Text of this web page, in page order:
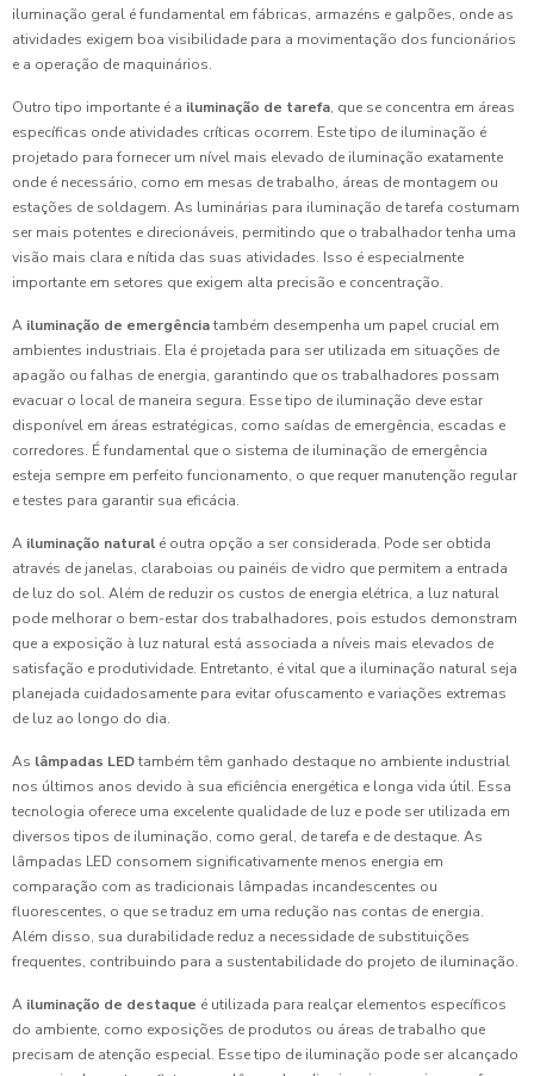
iluminação geral é fundamental em fábricas, armazéns e galpões, onde as
atividades exigem boa visibilidade para a movimentação dos funcionários
e a operação de maquinários.
Outro tipo importante é a iluminação de tarefa, que se concentra em áreas
específicas onde atividades críticas ocorrem. Este tipo de iluminação é
projetado para fornecer um nível mais elevado de iluminação exatamente
onde é necessário, como em mesas de trabalho, áreas de montagem ou
estações de soldagem. As luminárias para iluminação de tarefa costumam
ser mais potentes e direcionáveis, permitindo que o trabalhador tenha uma
visão mais clara e nítida das suas atividades. Isso é especialmente
importante em setores que exigem alta precisão e concentração.
A iluminação de emergênciatambém desempenha um papel crucial em
ambientes industriais. Ela é projetada para ser utilizada em situações de
apagão ou falhas de energia, garantindo que os trabalhadores possam
evacuar o local de maneira segura. Esse tipo de iluminação deve estar
disponível em áreas estratégicas, como saídas de emergência, escadas e
corredores. É fundamental que o sistema de iluminação de emergência
esteja sempre em perfeito funcionamento, o que requer manutenção regular
e testes para garantir sua eficácia.
A iluminação natural é outra opção a ser considerada. Pode ser obtida
através de janelas, claraboias ou painéis de vidro que permitem a entrada
de luz do sol. Além de reduzir os custos de energia elétrica, a luz natural
pode melhorar o bem-estar dos trabalhadores, pois estudos demonstram
que a exposição à luz natural está associada a níveis mais elevados de
satisfação e produtividade. Entretanto, é vital que a iluminação natural seja
planejada cuidadosamente para evitar ofuscamento e variações extremas
de luz ao longo do dia.
As lâmpadas LEDtambém têm ganhado destaque no ambiente industrial
nos últimos anos devido à sua eficiência energética e longa vida útil. Essa
tecnologia oferece uma excelente qualidade de luz e pode ser utilizada em
diversos tipos de iluminação, como geral, de tarefa e de destaque. As
lâmpadas LED consomem significativamente menos energia em
comparação com as tradicionais lâmpadas incandescentes ou
fluorescentes, o que se traduz em uma redução nas contas de energia.
Além disso, sua durabilidade reduz a necessidade de substituições
frequentes, contribuindo para a sustentabilidade do projeto de iluminação.
A iluminação de destaque é utilizada para realçar elementos específicos
do ambiente, como exposições de produtos ou áreas de trabalho que
precisam de atenção especial. Esse tipo de iluminação pode ser alcançado